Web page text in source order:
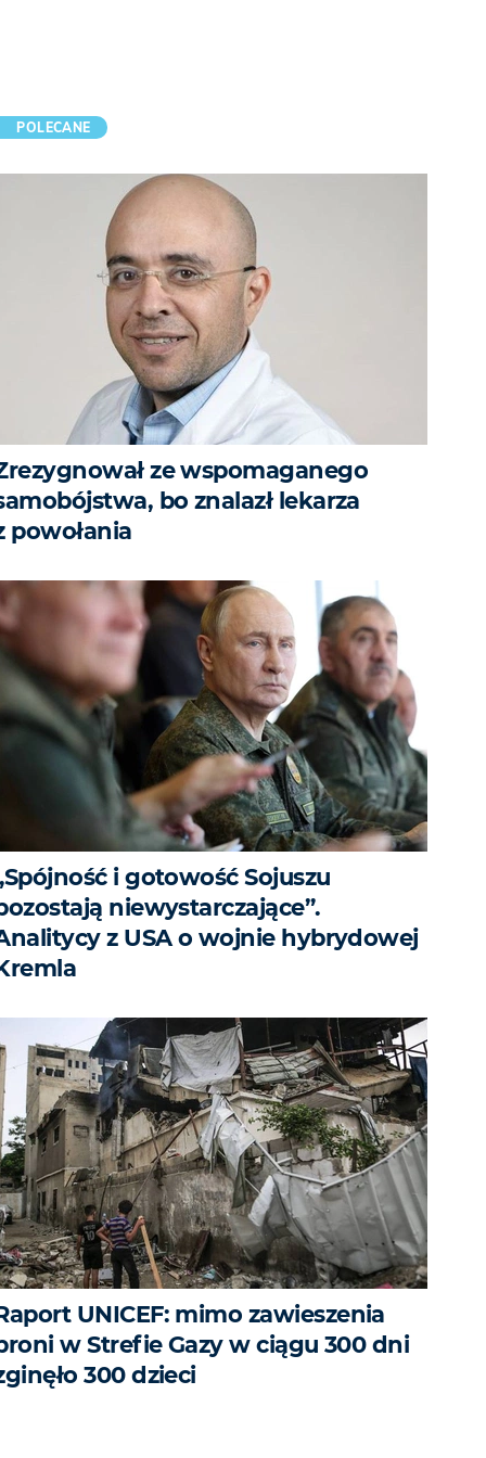
POLECANE
ze wspomaganego
bo znalazł lekarza
powołania
i gotowość Sojuszu
niewystarczające”.
z USA o wojnie hybrydowej
UNICEF: mimo zawieszenia
w Strefie Gazy w ciągu 300 dni
300 dzieci